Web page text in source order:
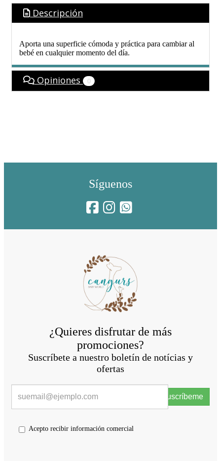
Descripción
Aporta una superficie cómoda y práctica para cambiar al
bebé en cualquier momento del día.
Opiniones 0
Síguenos
¿Quieres disfrutar de más
promociones?
Suscríbete a nuestro boletín de notícias y
ofertas
Suscríbeme
Acepto recibir información comercial